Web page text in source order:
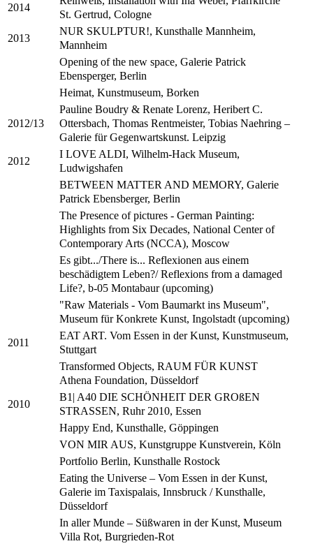
2014
St. Gertrud, Cologne
2013
NUR SKULPTUR!, Kunsthalle Mannheim,
Mannheim
Opening of the new space, Galerie Patrick
Ebensperger, Berlin
Heimat, Kunstmuseum, Borken
2012/13
Pauline Boudry & Renate Lorenz, Heribert C.
Ottersbach, Thomas Rentmeister, Tobias Naehring –
Galerie für Gegenwartskunst. Leipzig
2012
I LOVE ALDI, Wilhelm-Hack Museum,
Ludwigshafen
BETWEEN MATTER AND MEMORY, Galerie
Patrick Ebensberger, Berlin
The Presence of pictures - German Painting:
Highlights from Six Decades, National Center of
Contemporary Arts (NCCA), Moscow
Es gibt.../There is... Reflexionen aus einem
beschädigtem Leben?/ Reflexions from a damaged
Life?, b-05 Montabaur (upcoming)
"Raw Materials - Vom Baumarkt ins Museum",
Museum für Konkrete Kunst, Ingolstadt (upcoming)
2011
EAT ART. Vom Essen in der Kunst, Kunstmuseum,
Stuttgart
Transformed Objects, RAUM FÜR KUNST
Athena Foundation, Düsseldorf
2010
B1| A40 DIE SCHÖNHEIT DER GROßEN
STRASSEN, Ruhr 2010, Essen
Happy End, Kunsthalle, Göppingen
VON MIR AUS, Kunstgruppe Kunstverein, Köln
Portfolio Berlin, Kunsthalle Rostock
Eating the Universe – Vom Essen in der Kunst,
Galerie im Taxispalais, Innsbruck / Kunsthalle,
Düsseldorf
In aller Munde – Süßwaren in der Kunst, Museum
Villa Rot, Burgrieden-Rot